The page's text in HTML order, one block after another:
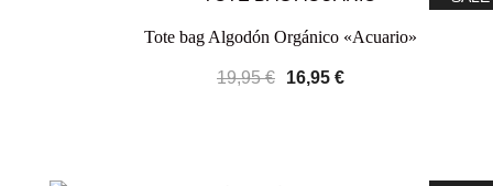
Tote bag Algodón Orgánico «Acuario»
19,95€ 16,95 €